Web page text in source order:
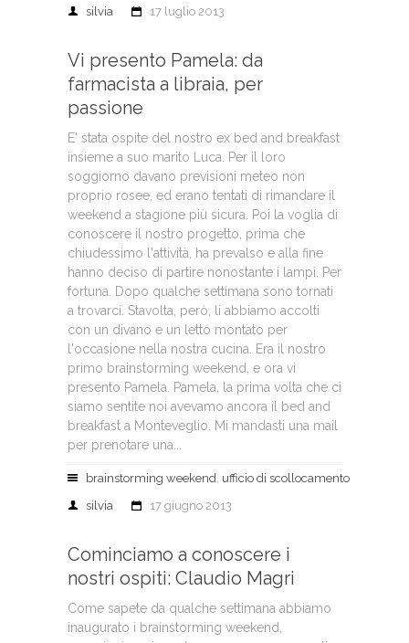
silvia
17 luglio 2013
Vi presento Pamela: da
farmacista a libraia, per
passione
E' stata ospite del nostro ex bed and breakfast
insieme a suo marito Luca. Per il loro
soggiorno davano previsioni meteo non
proprio rosee, ed erano tentati di rimandare il
weekend a stagione più sicura. Poi la voglia di
conoscere il nostro progetto, prima che
chiudessimo l'attività, ha prevalso e alla fine
hanno deciso di partire nonostante i lampi. Per
fortuna. Dopo qualche settimana sono tornati
a trovarci. Stavolta, però, li abbiamo accolti
con un divano e un letto montato per
l'occasione nella nostra cucina. Era il nostro
primo brainstorming weekend, e ora vi
presento Pamela. Pamela, la prima volta che ci
siamo sentite noi avevamo ancora il bed and
breakfast a Monteveglio. Mi mandasti una mail
per prenotare una...
brainstorming weekend, ufficio di scollocamento
silvia
17 giugno 2013
Cominciamo a conoscere i
nostri ospiti: Claudio Magri
Come sapete da qualche settimana abbiamo
inaugurato i brainstorming weekend,